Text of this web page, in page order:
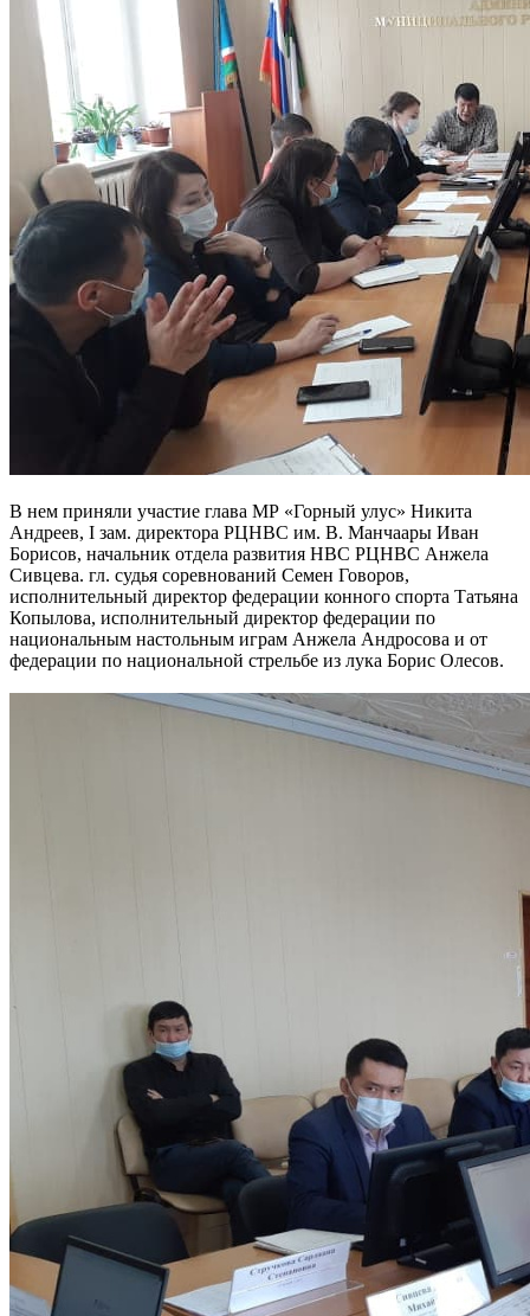
В нем приняли участие глава МР «Горный улус» Никита
Андреев, I зам. директора РЦНВС им. В. Манчаары Иван
Борисов, начальник отдела развития НВС РЦНВС Анжела
Сивцева. гл. судья соревнований Семен Говоров,
исполнительный директор федерации конного спорта Татьяна
Копылова, исполнительный директор федерации по
национальным настольным играм Анжела Андросова и от
федерации по национальной стрельбе из лука Борис Олесов.